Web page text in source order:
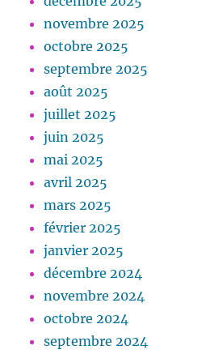
novembre 2025
octobre 2025
septembre 2025
août 2025
juillet 2025
juin 2025
mai 2025
avril 2025
mars 2025
février 2025
janvier 2025
décembre 2024
novembre 2024
octobre 2024
septembre 2024